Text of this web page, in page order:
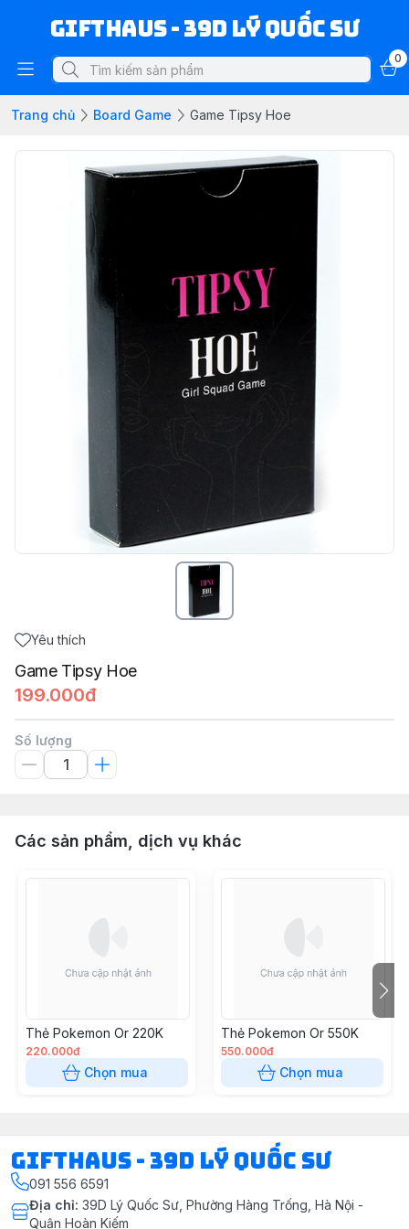
Gifthaus - 39D Lý Quốc Sư
0
Trang chủ Board Game Game Tipsy Hoe
Yêu thích
Game Tipsy Hoe
199.000đ
Số lượng
Các sản phẩm, dịch vụ khác
Thẻ Pokemon Or 220K
220.000đ
Chọn mua
Thẻ Pokemon Or 550K
550.000đ
Chọn mua
Gifthaus - 39D Lý Quốc Sư
091 556 6591
Địa chỉ: 39D Lý Quốc Sư, Phường Hàng Trống, Hà Nội -
Quận Hoàn Kiếm